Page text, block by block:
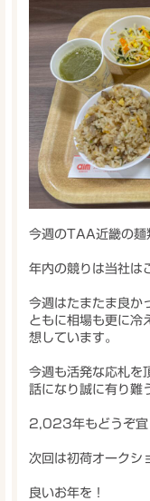
今週のTAA近畿の麺
年内の競りは当社は
今週はたまたま良か
ともに相場も更に冷
想しています。
今週も活発な応札
話になり誠に有り難
2,023年もどうぞ宜
次回は初荷オークシ
良いお年を！